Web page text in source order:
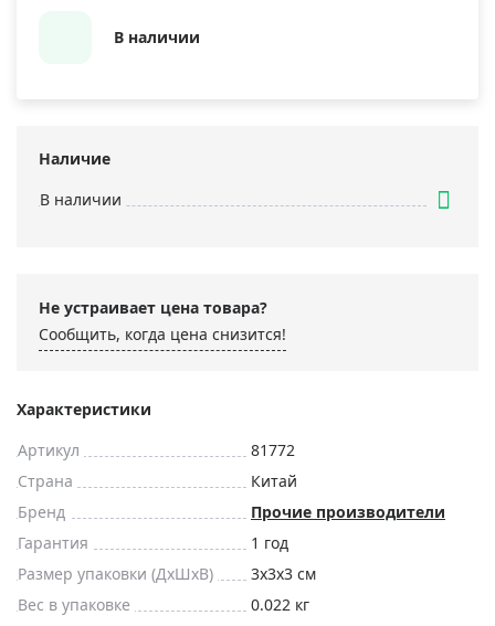
В наличии
Наличие
В наличии
Не устраивает цена товара?
Сообщить, когда цена снизится!
Характеристики
Артикул
81772
Страна
Китай
Бренд
Прочие производители
Гарантия
1 год
Размер упаковки (ДxШxВ)
3x3x3 см
Вес в упаковке
0.022 кг